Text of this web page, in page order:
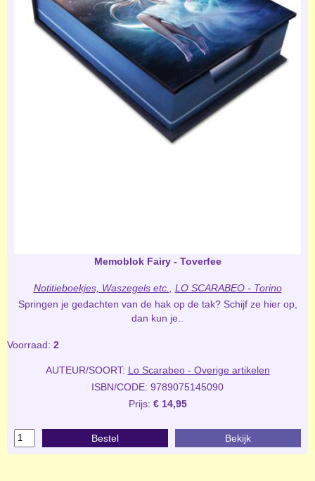
Memoblok Fairy - Toverfee
Notitieboekjes, Waszegels etc.
LO SCARABEO - Torino
Springen je gedachten van de hak op de tak? Schijf ze hier op,
dan kun je..
Voorraad: 2
AUTEUR/SOORT: Lo Scarabeo - Overige artikelen
ISBN/CODE: 9789075145090
Prijs: € 14,95
Bestel Bekijk